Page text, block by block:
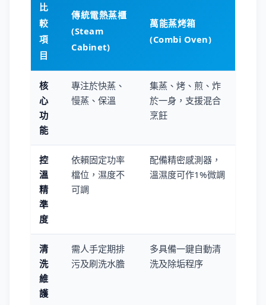
比
較
項
目
傳統電熱蒸櫃
(Steam
Cabinet)
萬能蒸烤箱
(Combi Oven)
核
心
功
能
專注於快蒸、
慢蒸、保溫
集蒸、烤、煎、炸
於一身，支援混合
烹飪
控
溫
精
準
度
依賴固定功率
檔位，濕度不
可調
配備精密感測器，
溫濕度可作1%微調
清
洗
維
護
需人手定期排
污及刷洗水膽
多具備一鍵自動清
洗及除垢程序